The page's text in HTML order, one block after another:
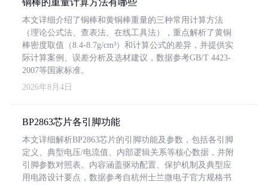
铜棒的重量计算方法有哪些
本文详细介绍了铜棒和黄铜棒重量的三种常用计算方法
（理论公式法、查表法、在线工具法），重点解析了黄铜
棒密度取值（8.4-8.7g/cm³）和计算公式的差异，并提供实
际计算案例、误差分析及选材建议，数据参考GB/T 4423-
2007等国家标准。
2026年8月4日
BP2863芯片各引脚功能
本文详细解析BP2863芯片的引脚功能及参数，包括各引脚
定义、典型电压/电流值、内部逻辑关系等核心数据，并附
引脚参数对照表。内容涵盖驱动配置、保护机制及典型应
用电路设计要点，数据参考自杭州士兰微电子官方规格书